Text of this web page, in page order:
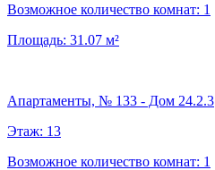
Возможное количество комнат: 1
Площадь: 31.07 м²
Апартаменты, № 133 - Дом 24.2.3
Этаж: 13
Возможное количество комнат: 1